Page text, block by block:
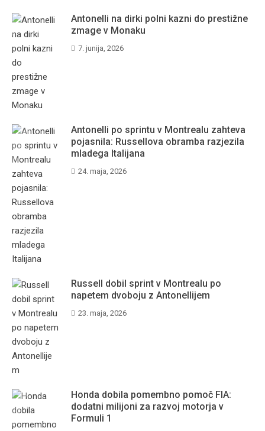
Antonelli na dirki polni kazni do prestižne
zmage v Monaku
7. junija, 2026
Antonelli po sprintu v Montrealu zahteva
pojasnila: Russellova obramba razjezila
mladega Italijana
24. maja, 2026
Russell dobil sprint v Montrealu po
napetem dvoboju z Antonellijem
23. maja, 2026
Honda dobila pomembno pomoč FIA:
dodatni milijoni za razvoj motorja v
Formuli 1